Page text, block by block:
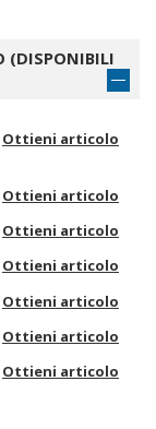
(DISPONIBILI
Ottieni articolo
Ottieni articolo
Ottieni articolo
Ottieni articolo
Ottieni articolo
Ottieni articolo
Ottieni articolo